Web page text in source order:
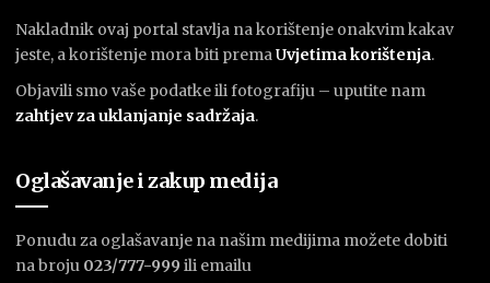
Nakladnik ovaj portal stavlja na korištenje onakvim kakav
jeste, a korištenje mora biti premaUvjetima korištenja.
Objavili smo vaše podatke ili fotografiju – uputite nam
zahtjev za uklanjanje sadržaja.
Oglašavanje i zakup medija
Ponudu za oglašavanje na našim medijima možete dobiti
na broju 023/777-999 ili emailu